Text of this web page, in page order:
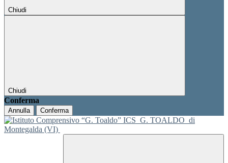
Chiudi
Chiudi
Conferma
Annulla Conferma
ICS G. TOALDO di
Montegalda (VI)